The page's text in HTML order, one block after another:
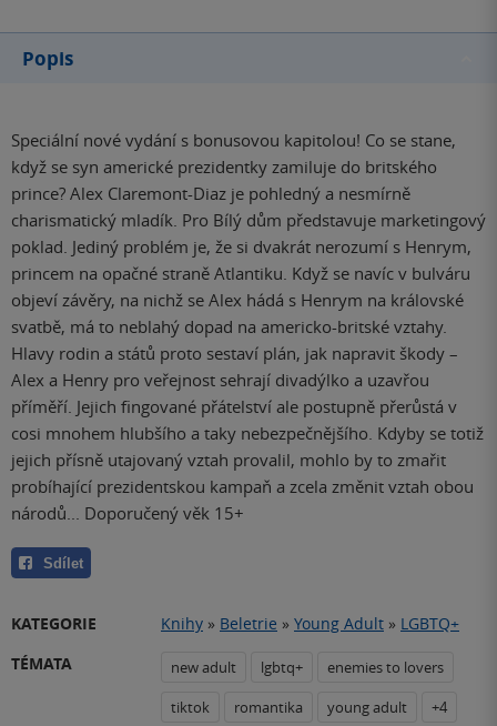
Popis
Speciální nové vydání s bonusovou kapitolou! Co se stane,
když se syn americké prezidentky zamiluje do britského
prince? Alex Claremont-Diaz je pohledný a nesmírně
charismatický mladík. Pro Bílý dům představuje marketingový
poklad. Jediný problém je, že si dvakrát nerozumí s Henrym,
princem na opačné straně Atlantiku. Když se navíc v bulváru
objeví závěry, na nichž se Alex hádá s Henrym na královské
svatbě, má to neblahý dopad na americko-britské vztahy.
Hlavy rodin a států proto sestaví plán, jak napravit škody –
Alex a Henry pro veřejnost sehrají divadýlko a uzavřou
příměří. Jejich fingované přátelství ale postupně přerůstá v
cosi mnohem hlubšího a taky nebezpečnějšího. Kdyby se totiž
jejich přísně utajovaný vztah provalil, mohlo by to zmařit
probíhající prezidentskou kampaň a zcela změnit vztah obou
národů... Doporučený věk 15+
Sdílet
KATEGORIE Knihy » Beletrie » Young Adult » LGBTQ+
TÉMATA
new adult lgbtq+
enemies to lovers
tiktok
romantika young adult +4